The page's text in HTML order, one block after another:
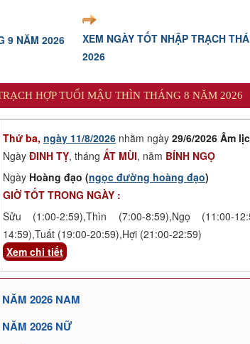
9 NĂM 2026
XEM NGÀY TỐT NHẬP TRẠCH
2026
HỢP TUỔI MẬU THÌN THÁNG 8 NĂM 2026
Thứ ba, ngày 11/8/2026 nhằm ngày 29/6/2026 Âm
Ngày ĐINH TỴ, tháng ẤT MÙI, năm BÍNH NGỌ
Ngày Hoàng đạo (ngọc đường hoàng đạo)
GIỜ TỐT TRONG NGÀY :
Sửu (1:00-2:59),Thìn (7:00-8:59),Ngọ (11:00-
14:59),Tuất (19:00-20:59),Hợi (21:00-22:59)
Xem chi tiết
2026 NAM
2026 NỮ